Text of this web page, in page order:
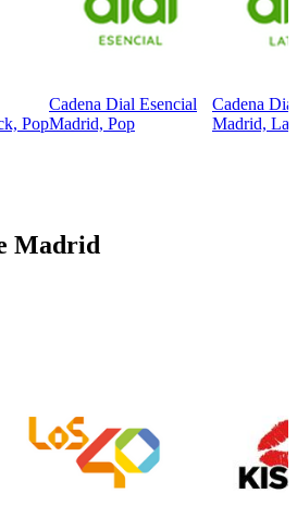
Pop
Cadena Dial Esencial
Madrid, Pop
Cadena
Madrid,
Madrid